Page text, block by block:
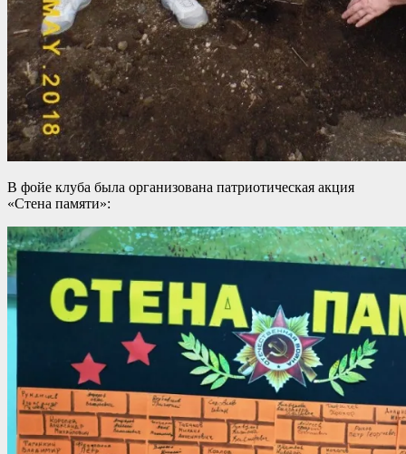
В фойе клуба была организована патриотическая акция
«Стена памяти»: